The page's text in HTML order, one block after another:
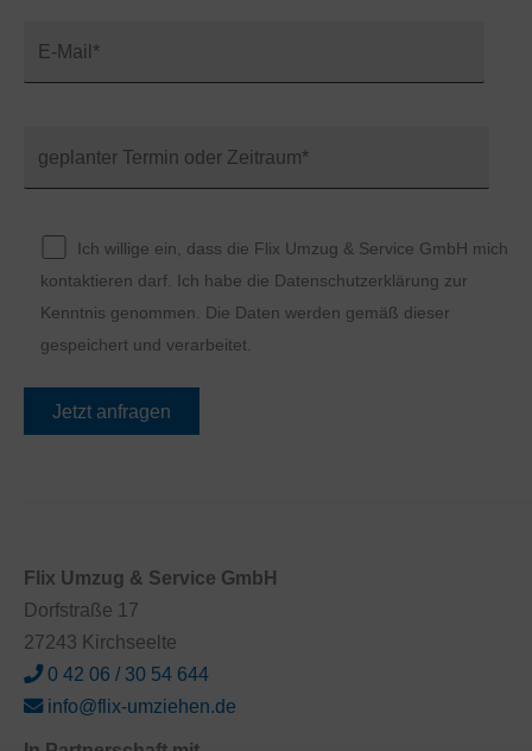
Ich willige ein, dass die Flix Umzug & Service GmbH mich
kontaktieren darf. Ich habe die Datenschutzerklärung zur
Kenntnis genommen. Die Daten werden gemäß dieser
gespeichert und verarbeitet.
Bitte lasse dieses Feld leer.
Flix Umzug & Service GmbH
Dorfstraße 17
27243 Kirchseelte
0 42 06 / 30 54 644
info@flix-umziehen.de